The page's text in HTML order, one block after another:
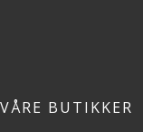
VÅRE BUTIKKER